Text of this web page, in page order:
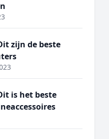
zijn de beste
is het beste